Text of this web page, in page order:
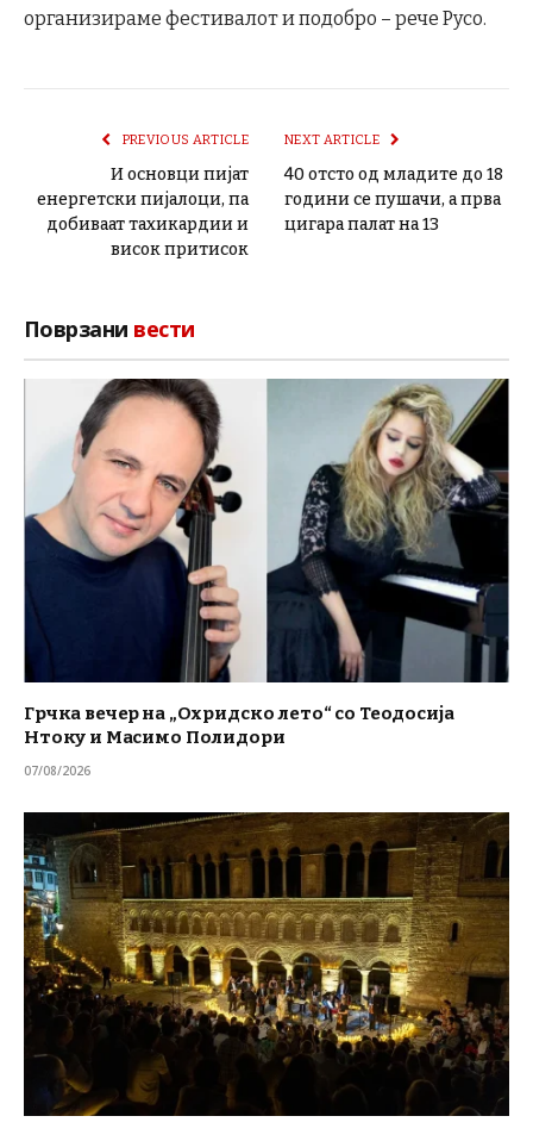
организираме фестивалот и подобро – рече Русо.
PREVIOUS ARTICLE
И основци пијат
енергетски пијалоци, па
добиваат тахикардии и
висок притисок
NEXT ARTICLE
40 oтсто од младите до 18
години се пушачи, а прва
цигара палат на 13
Поврзани вести
Грчка вечер на „Охридско лето“ со Теодосија
Нтоку и Масимо Полидори
07/08/2026